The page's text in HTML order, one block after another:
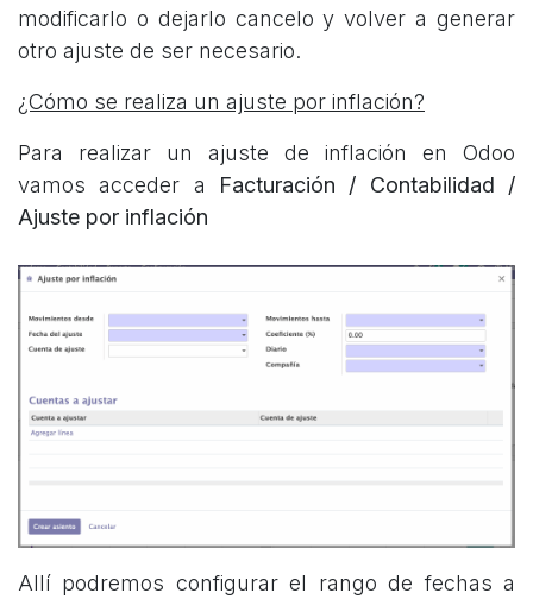
modificarlo o dejarlo cancelo y volver a generar
otro ajuste de ser necesario.
¿Cómo se realiza un ajuste por inflación?
Para realizar un ajuste de inflación en Odoo
vamos acceder a Facturación / Contabilidad /
Ajuste por inflación
Allí podremos configurar el rango de fechas a